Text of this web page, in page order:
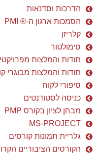
הדרכות וסדנאות
הסמכות ארגון ה-® PMI
קלריזן
סימולטור
תודות והמלצות
תודות והמלצות מבוגרי
סיפורי לקוח
כניסה לסטודנטים
מבחן לציון בקורס PMP
MS-PROJECT
גלריית תמונות קורסים
הקורסים הציבוריים